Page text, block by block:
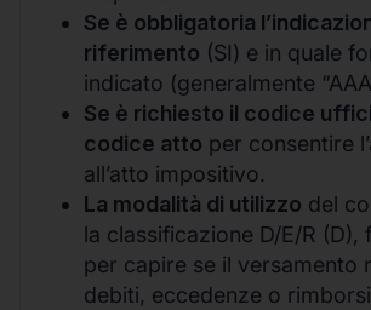
Se è obbligatoria
riferimento (SI) e in quale
indicato (generalmente
Se è richiesto il codice
codice atto per consentire
all’atto impositivo.
La modalità di utilizzo del
la classificazione D/E/R (D),
per capire se il versamento
debiti, eccedenze o